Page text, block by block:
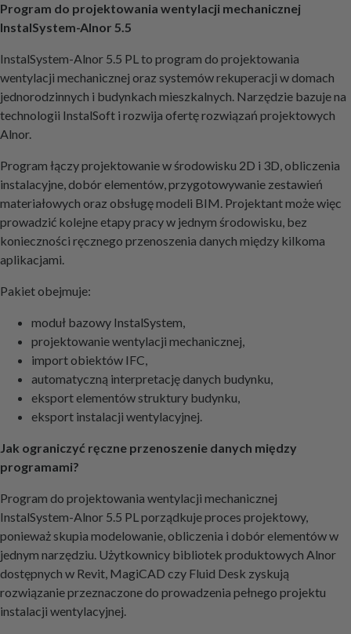
Program do projektowania wentylacji mechanicznej
InstalSystem-Alnor 5.5
InstalSystem-Alnor 5.5 PL to program do projektowania
wentylacji mechanicznej oraz systemów rekuperacji w domach
jednorodzinnych i budynkach mieszkalnych. Narzędzie bazuje na
technologii InstalSoft i rozwija ofertę rozwiązań projektowych
Alnor.
Program łączy projektowanie w środowisku 2D i 3D, obliczenia
instalacyjne, dobór elementów, przygotowywanie zestawień
materiałowych oraz obsługę modeli BIM. Projektant może więc
prowadzić kolejne etapy pracy w jednym środowisku, bez
konieczności ręcznego przenoszenia danych między kilkoma
aplikacjami.
Pakiet obejmuje:
moduł bazowy InstalSystem,
projektowanie wentylacji mechanicznej,
import obiektów IFC,
automatyczną interpretację danych budynku,
eksport elementów struktury budynku,
eksport instalacji wentylacyjnej.
Jak ograniczyć ręczne przenoszenie danych między
programami?
Program do projektowania wentylacji mechanicznej
InstalSystem-Alnor 5.5 PL porządkuje proces projektowy,
ponieważ skupia modelowanie, obliczenia i dobór elementów w
jednym narzędziu. Użytkownicy bibliotek produktowych Alnor
dostępnych w Revit, MagiCAD czy Fluid Desk zyskują
rozwiązanie przeznaczone do prowadzenia pełnego projektu
instalacji wentylacyjnej.